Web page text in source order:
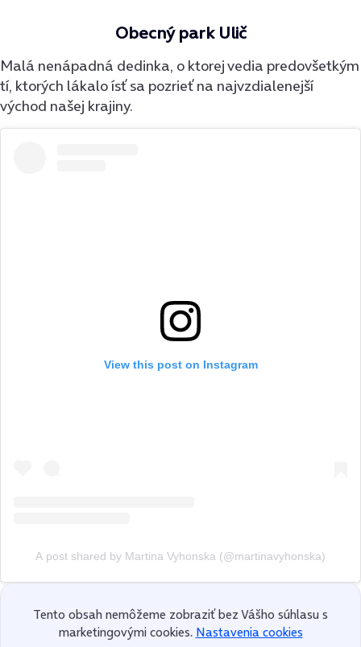
Obecný park Ulič
Malá nenápadná dedinka, o ktorej vedia predovšetkým
tí, ktorých lákalo ísť sa pozrieť na najvzdialenejší
východ našej krajiny.
View this post on Instagram
A post shared by Martina Vyhonska (@martinavyhonska)
Tento obsah nemôžeme zobraziť bez Vášho súhlasu s
marketingovými cookies. Nastavenia cookies